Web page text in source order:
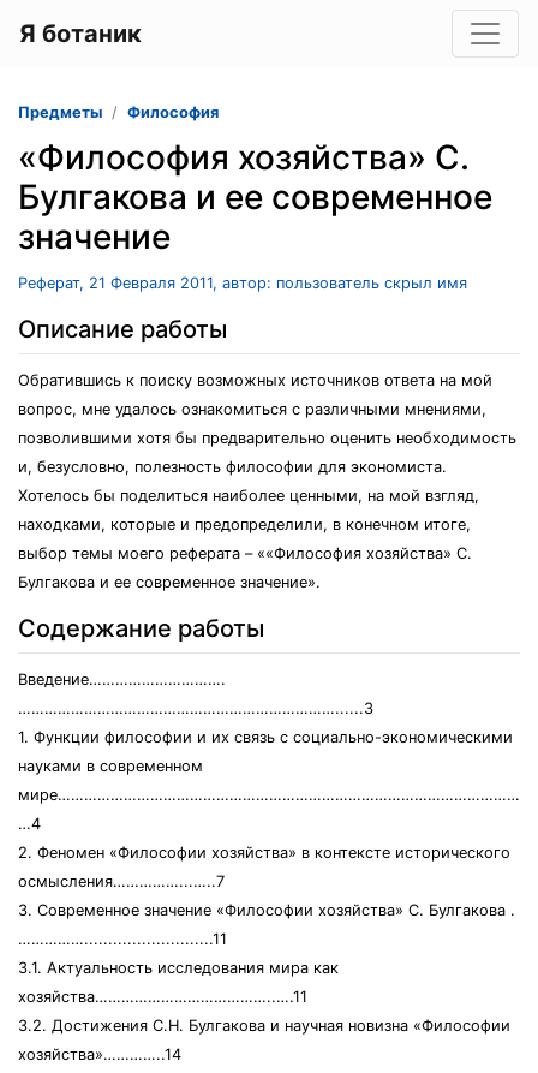
Я ботаник
Предметы Философия
«Философия хозяйства» С.
Булгакова и ее современное
значение
Реферат, 21 Февраля 2011, автор: пользователь скрыл имя
Описание работы
Обратившись к поиску возможных источников ответа на мой
вопрос, мне удалось ознакомиться с различными мнениями,
позволившими хотя бы предварительно оценить необходимость
и, безусловно, полезность философии для экономиста.
Хотелось бы поделиться наиболее ценными, на мой взгляд,
находками, которые и предопределили, в конечном итоге,
выбор темы моего реферата – ««Философия хозяйства» С.
Булгакова и ее современное значение».
Содержание работы
Введение………………………….
………………………………………………………………......3
1. Функции философии и их связь с социально-экономическими
науками в современном
…4
2. Феномен «Философии хозяйства» в контексте исторического
осмысления……………...…..7
3. Современное значение «Философии хозяйства» С. Булгакова .
……………...........................11
3.1. Актуальность исследования мира как
хозяйства…………………………………..….11
3.2. Достижения С.Н. Булгакова и научная новизна «Философии
хозяйства»…………..14